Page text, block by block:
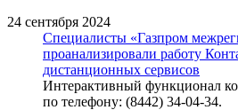
24 сентября 2024
Специалисты «Газпром
проанализировали работу
дистанционных сервисов
Интерактивный функционал
по телефону: (8442) 34-04-34.